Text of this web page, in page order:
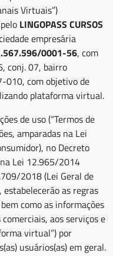
Virtuais”)
LINGOPASS CURSOS
empresária
0001-56, com
conj. 07, bairro
010, com objetivo de
plataforma virtual.
de uso (“Termos de
amparadas na Lei
no Decreto
Lei 12.965/2014
2018 (Lei Geral de
estabelecerão as regras
como as informações
aos serviços e
virtual”) por
usuários(as) em geral.